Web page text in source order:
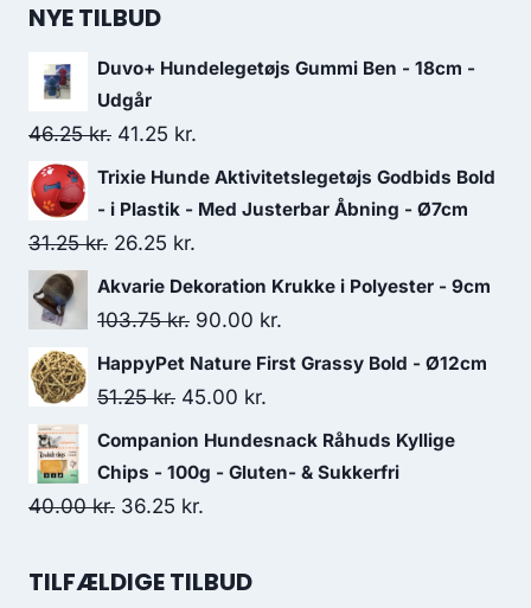
NYE TILBUD
Duvo+ Hundelegetøjs Gummi Ben - 18cm -
Udgår
46.25kr. Den
oprindelige
pris
var:
46.25 kr..
41.25 kr.
aktuelle
pris
41.25 kr..
Trixie Hunde Aktivitetslegetøjs Godbids Bold
- i Plastik - Med Justerbar Åbning - Ø7cm
31.25kr. Den
oprindelige
pris
31.25 kr..
26.25 kr.
aktuelle
pris
26.25 kr..
Akvarie Dekoration Krukke i Polyester - 9cm
103.75kr. Den
oprindelige
pris
103.75 kr..
90.00 kr.
aktuelle
90.00 kr..
HappyPet Nature First Grassy Bold - Ø12cm
51.25kr. Den
oprindelige
pris
var:
45.00 kr.
aktuelle
pris
Companion Hundesnack Råhuds Kyllige
Chips - 100g - Gluten- & Sukkerfri
40.00kr. Den
pris
36.25 kr.
pris
TILFÆLDIGE TILBUD